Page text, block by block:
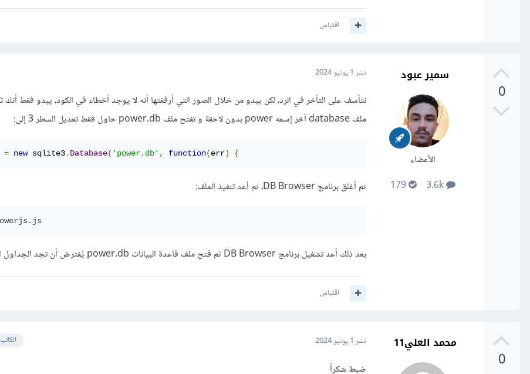
اقتباس
0
سمير عبود
الأعضاء
3.6k
179
نشر 1 يونيو 2024
نتأسف على التأخر في الرد، لكن يبدو من خلال الصور التي أرفقتها أنه لا يوجد أخطاء في الكود، يبدو فقط
ملف database آخر إسمه power بدون لاحقة و تفتح ملف power.db حاول فقط تعديل السطر 3 إلى:
= new sqlite3. Database( 'power.db' , function(err) {
ثم أغلق برنامج DB Browser، ثم أعد تنفيذ الملف:
بعد ذلك أعد تشغيل برنامج DB Browser ثم فتح ملف قاعدة البيانات power.db يُفترض أن تجد الجداول التي أنشأتها.
اقتباس
0
محمد العلي11 الكاتب نشر 1 يونيو 2024
ضبط شكراً